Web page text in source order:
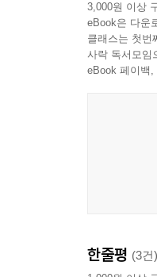
3,000원 이상
eBook은 다운
클래스는 첫번
사락 독서모임
eBook 페이백
한줄평 (3건)